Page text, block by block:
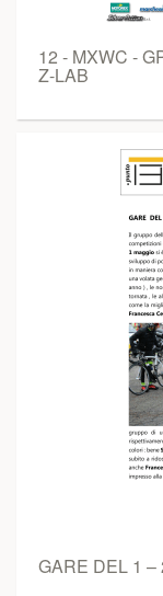
12 - MXWC -
Z-LAB
GARE DEL 1 –